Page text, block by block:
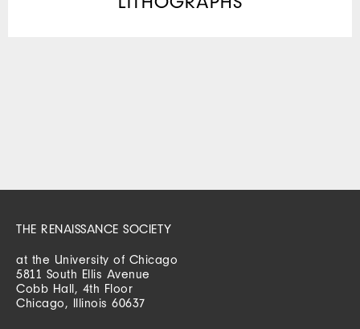
THE RENAISSANCE SOCIETY
at the University of Chicago
5811 South Ellis Avenue
Cobb Hall, 4th Floor
Chicago, Illinois 60637